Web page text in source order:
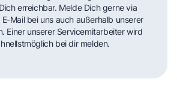
erreichbar. Melde Dich gerne via
Mail bei uns auch außerhalb unserer
Einer unserer Servicemitarbeiter wird
bei dir melden.